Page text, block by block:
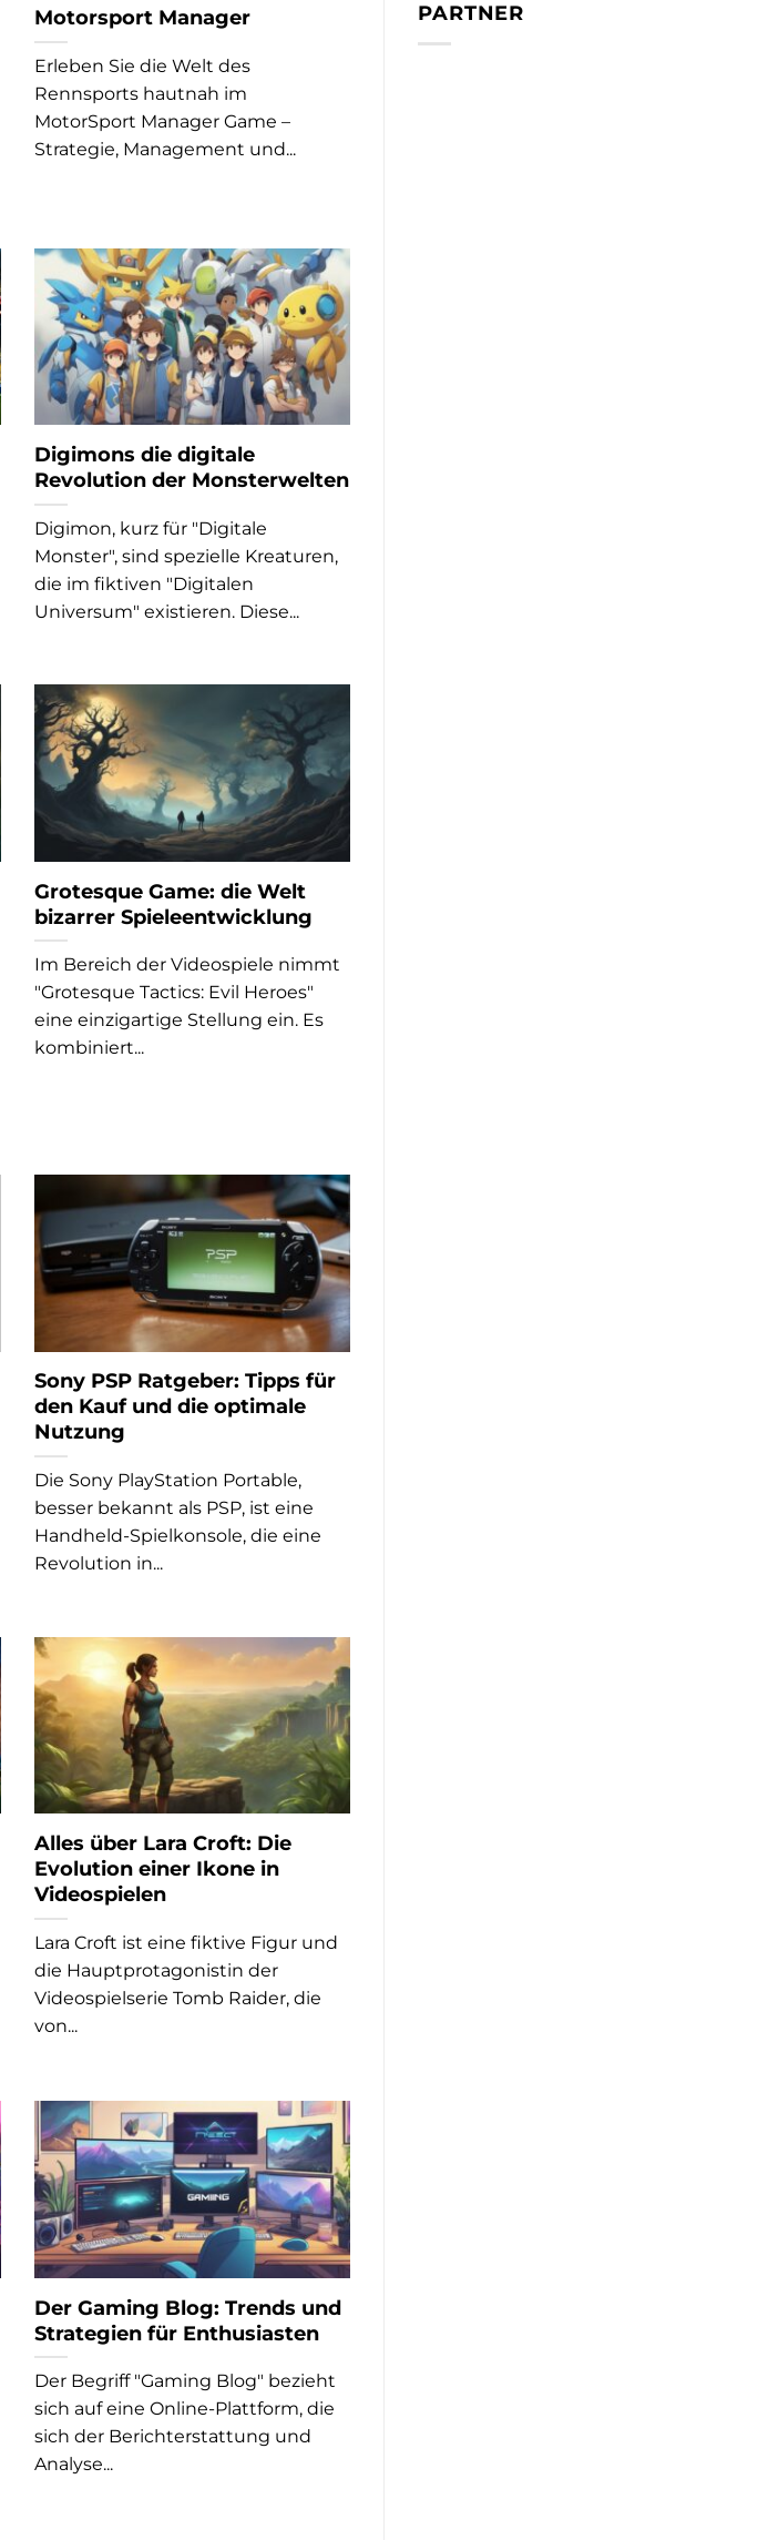
Motorsport Manager
Erleben Sie die Welt des
Rennsports hautnah im
MotorSport Manager Game –
Strategie, Management und...
Digimons die digitale
Revolution der Monsterwelten
Digimon, kurz für "Digitale
Monster", sind spezielle Kreaturen,
die im fiktiven "Digitalen
Universum" existieren. Diese...
Grotesque Game: die Welt
bizarrer Spieleentwicklung
Im Bereich der Videospiele nimmt
"Grotesque Tactics: Evil Heroes"
eine einzigartige Stellung ein. Es
kombiniert...
Sony PSP Ratgeber: Tipps für
den Kauf und die optimale
Nutzung
Die Sony PlayStation Portable,
besser bekannt als PSP, ist eine
Handheld-Spielkonsole, die eine
Revolution in...
Alles über Lara Croft: Die
Evolution einer Ikone in
Videospielen
Lara Croft ist eine fiktive Figur und
die Hauptprotagonistin der
Videospielserie Tomb Raider, die
von...
Der Gaming Blog: Trends und
Strategien für Enthusiasten
Der Begriff "Gaming Blog" bezieht
sich auf eine Online-Plattform, die
sich der Berichterstattung und
Analyse...
PARTNER